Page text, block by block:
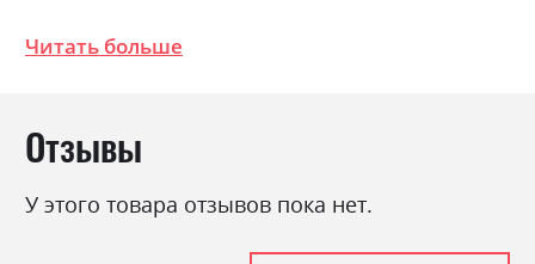
Цвет (Фасад):
Цвет материала
Стиль
Материал
ламінована ДСП
Читать больше
Отзывы
У этого товара отзывов пока нет.